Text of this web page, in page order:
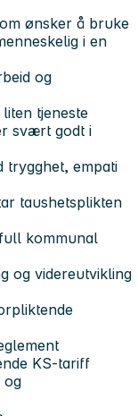
ønsker å bruke
i en
og
tjeneste
svært godt i
trygghet, empati
taushetsplikten
kommunal
og videreutvikling
KS-tariff
og